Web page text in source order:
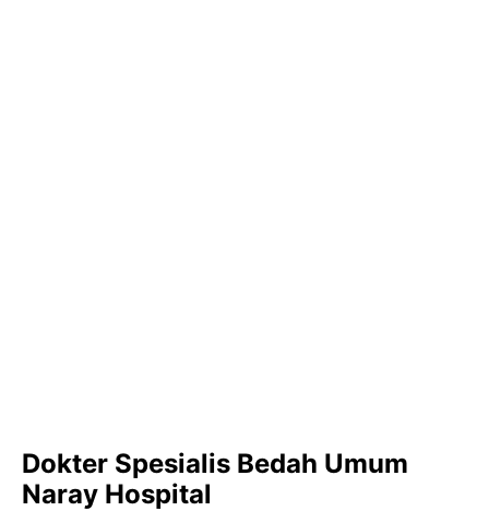
Dokter Spesialis Bedah Umum
Naray Hospital